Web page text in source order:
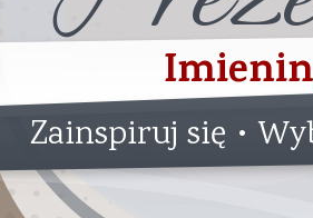
Zainspiruj się •